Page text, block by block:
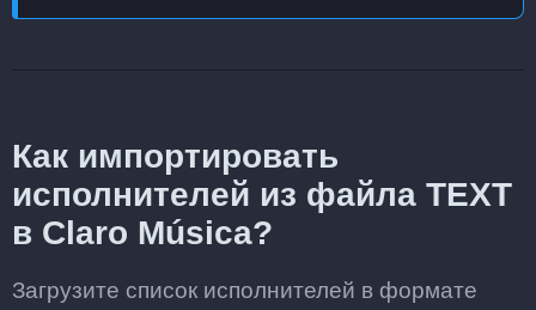
Как импортировать
исполнителей из файла TEXT
в Claro Música?
Загрузите список исполнителей в формате